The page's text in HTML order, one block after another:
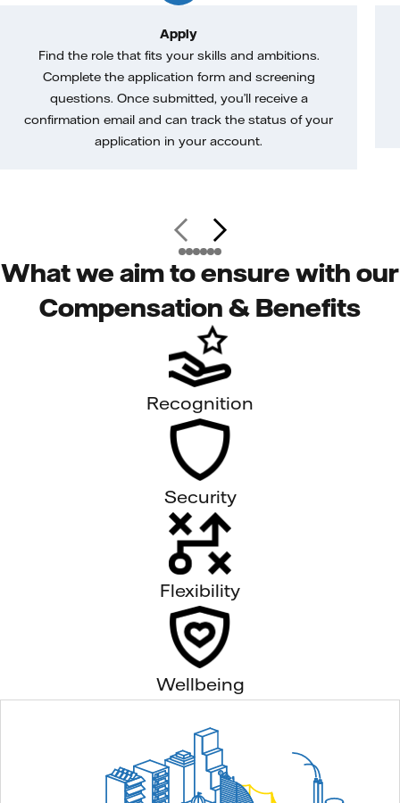
Apply
Find the role that fits your skills and ambitions.
Complete the application form and screening
questions. Once submitted, you’ll receive a
confirmation email and can track the status of your
application in your account.
What we aim to ensure with our
Compensation & Benefits
Recognition
Security
Flexibility
Wellbeing